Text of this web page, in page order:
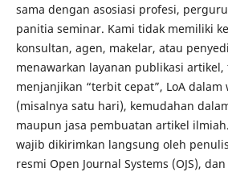
sama dengan asosiasi profesi,
panitia seminar. Kami tidak memiliki
konsultan, agen, makelar, atau
menawarkan layanan publikasi artikel,
menjanjikan “terbit cepat”, LoA dalam
(misalnya satu hari), kemudahan
maupun jasa pembuatan artikel
wajib dikirimkan langsung oleh
resmi Open Journal Systems (OJS),